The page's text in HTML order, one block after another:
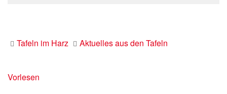
Tafeln im Harz Aktuelles aus den Tafeln
Vorlesen